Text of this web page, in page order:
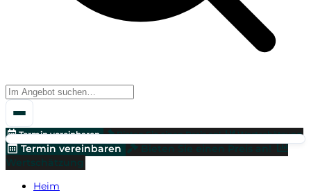
Termin vereinbaren Bieten Sie einen Preis an! Wertschätzung
Termin vereinbaren
Bieten Sie einen Preis an!
Wertschätzung
Heim